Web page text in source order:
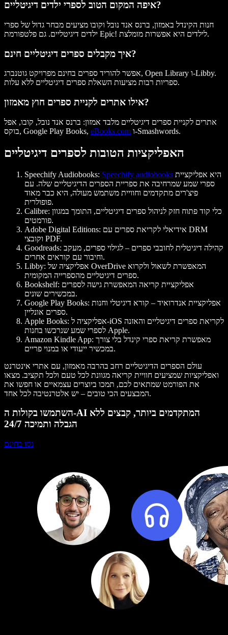
איפה המקום הטוב לספרי ילדים דיגיטליים?
חנות הקינדל באמזון, ברנס אנד נובל וקובו מציעים מבחר גדול של ספרי
ילדים דיגיטליים. גם פלטפורמת Epic! לילדים היא אפשרות מומלצת.
איך מקבלים ספרים דיגיטליים חינם?
אפשר להוריד ספרים בחינם מפרויקט גוטנברג, Open Library ו-Libby.
ספריות רבות מציעות השאלת ספרים דיגיטליים ללא עלות.
אילו אתרים לקניית ספרים חוץ מאמזון?
אתרים לקניית ספרים דיגיטליים מלבד אמזון: ברנס אנד נובל, קובו, אפל
בוקס, Google Play Books, eBooks.com ו-Smashwords.
האפליקציות הטובות לספרים דיגיטליים
Speechify Audiobooks: Speechify audiobooks
ספרי שמע שמרחיבה את ספריית הספרים הדיגיטליים שלה. עם
פיצ'רים מתקדמים וחוויית משתמש מעולה, היא כבר מאוד
פופולרית.
Calibre: כלי קוד פתוח חזק לניהול ספרים דיגיטליים, התומך במגוון
פורמטים.
Adobe Digital Editions: אידיאלי לקריאת ספרים עם DRM
וקובצי PDF.
Goodreads: קהילה דיגיטלית לחובבי ספרים – לגילוי ספרים, מעקב
וחיבור עם קוראים אחרים.
Libby: אפליקציה של OverDrive המאפשרת לשאול ולקרוא
ספרים דיגיטליים מהספרייה המקומית.
Bookshelf: אפליקציית קריאה המאפשרת גישה לספרים
במכשירים שונים.
Google Play Books: אפליקציית אנדרואיד – קורא דיגיטלי וחנות
ספרים אונליין.
Apple Books: אפליקציה ל-iOS לקריאת ספרים דיגיטליים והאזנה
לספרי שמע שנרכשו בחנות Apple.
Amazon Kindle App: מאפשרת קריאת ספרי קינדל בלי צורך
במכשיר ייעודי או במנוי פריים.
עולם הספרים הדיגיטליים רחב בהרבה מאמזון, עם אתרי אינטרנט
ואפליקציות שמציעים חוויית קריאה מגוונת לכל טעם ולכל תקציב. מצאו
את הפורמט שמתאים לכם, תמכו ביוצרים עצמאיים או חפשו את
המבצעים הכי טובים – יש אלטרנטיבה לכל אחד.
השתמשו בקולות ה-AI המתקדמים ביותר, קבצים ללא
הגבלה ותמיכה 24/7
נסו בחינם